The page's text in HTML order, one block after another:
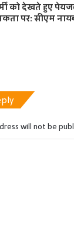
को देखते हुए
पर: सीएम
will not be